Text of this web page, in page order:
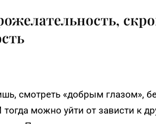
смотреть «добрым глазом»,
тогда можно уйти от зависти к